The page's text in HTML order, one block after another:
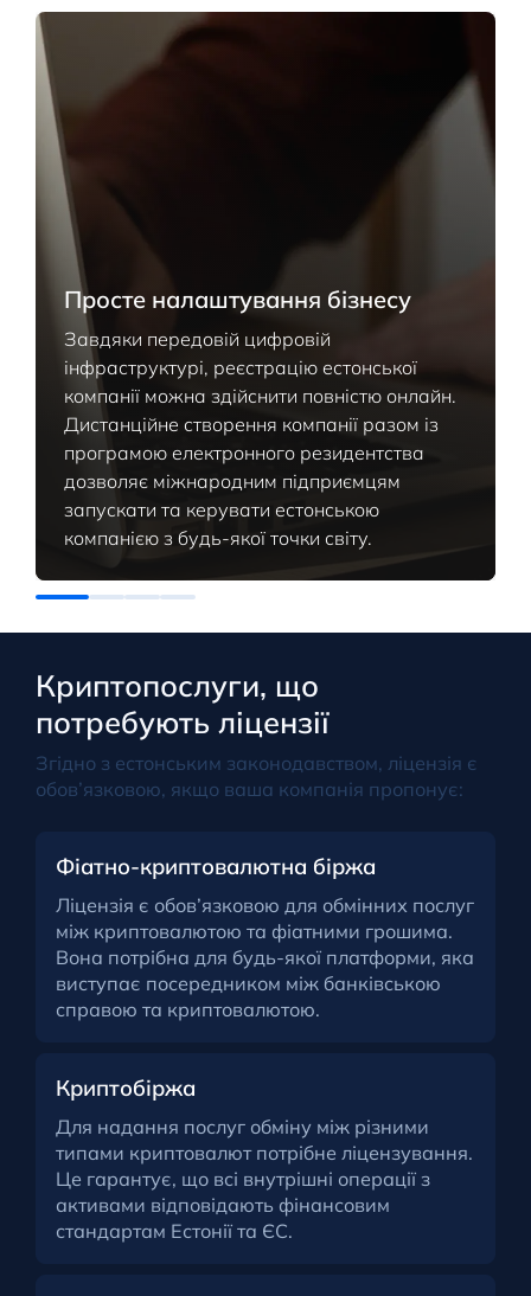
Просте налаштування бізнесу
Завдяки передовій цифровій
інфраструктурі, реєстрацію естонської
компанії можна здійснити повністю онлайн.
Дистанційне створення компанії разом із
програмою електронного резидентства
дозволяє міжнародним підприємцям
запускати та керувати естонською
компанією з будь-якої точки світу.
Криптопослуги, що
потребують ліцензії
Згідно з естонським законодавством, ліцензія є
обов’язковою, якщо ваша компанія пропонує:
Фіатно-криптовалютна біржа
Ліцензія є обов’язковою для обмінних послуг
між криптовалютою та фіатними грошима.
Вона потрібна для будь-якої платформи, яка
виступає посередником між банківською
справою та криптовалютою.
Криптобіржа
Для надання послуг обміну між різними
типами криптовалют потрібне ліцензування.
Це гарантує, що всі внутрішні операції з
активами відповідають фінансовим
стандартам Естонії та ЄС.